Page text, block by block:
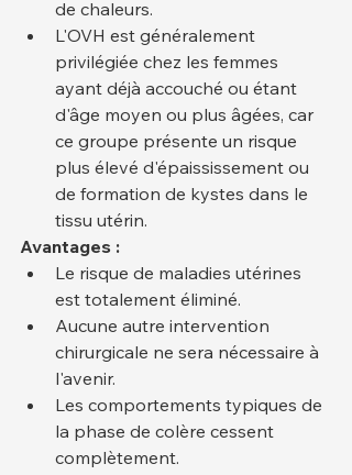
de chaleurs.
L'OVH est généralement
privilégiée chez les femmes
ayant déjà accouché ou étant
d'âge moyen ou plus âgées, car
ce groupe présente un risque
plus élevé d'épaississement ou
de formation de kystes dans le
tissu utérin.
Avantages :
Le risque de maladies utérines
est totalement éliminé.
Aucune autre intervention
chirurgicale ne sera nécessaire à
l'avenir.
Les comportements typiques de
la phase de colère cessent
complètement.